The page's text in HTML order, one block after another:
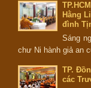
Hằng
đình
Sáng
chư Ni hành giả an
TP.
các